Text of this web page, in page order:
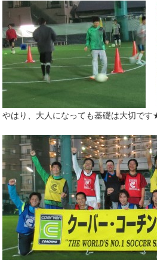
やはり、大人になっても基礎は大切です